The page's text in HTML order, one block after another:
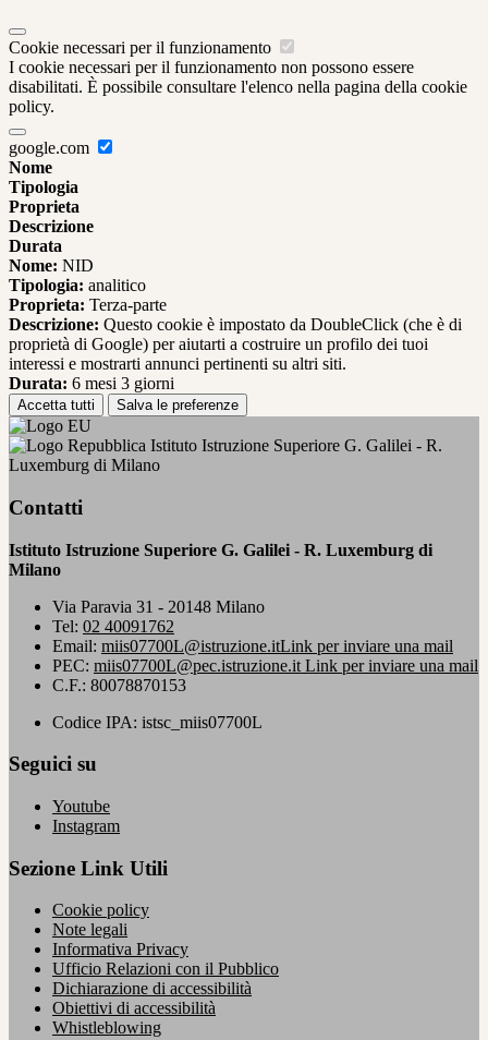
Cookie necessari per il funzionamento
I cookie necessari per il funzionamento non possono essere
disabilitati. È possibile consultare l'elenco nella pagina della cookie
policy.
google.com
Nome
Tipologia
Proprieta
Descrizione
Durata
Nome: NID
Tipologia: analitico
Proprieta: Terza-parte
Descrizione: Questo cookie è impostato da DoubleClick (che è di
proprietà di Google) per aiutarti a costruire un profilo dei tuoi
interessi e mostrarti annunci pertinenti su altri siti.
Durata: 6 mesi 3 giorni
Accetta tutti Salva le preferenze
Istituto Istruzione Superiore G. Galilei - R.
Luxemburg di Milano
Contatti
Istituto Istruzione Superiore G. Galilei - R. Luxemburg di
Milano
Via Paravia 31 - 20148 Milano
Tel: 02 40091762
Email: miis07700L@istruzione.itLink per inviare una mail
PEC: miis07700L@pec.istruzione.it Link per inviare una mail
C.F.: 80078870153
Codice IPA: istsc_miis07700L
Seguici su
Youtube
Instagram
Sezione Link Utili
Cookie policy
Note legali
Informativa Privacy
Ufficio Relazioni con il Pubblico
Dichiarazione di accessibilità
Obiettivi di accessibilità
Whistleblowing